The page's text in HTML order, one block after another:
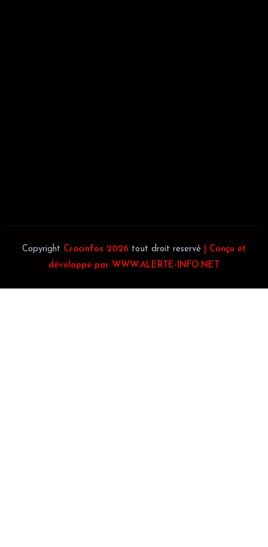
Copyright Crocinfos 2026 tout droit reservé
| Conçu et
développé par WWW.ALERTE-INFO.NET